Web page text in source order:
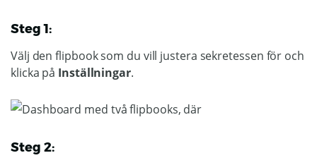
Steg 1:
Välj den flipbook som du vill justera sekretessen för och
klicka på Inställningar.
Steg 2: